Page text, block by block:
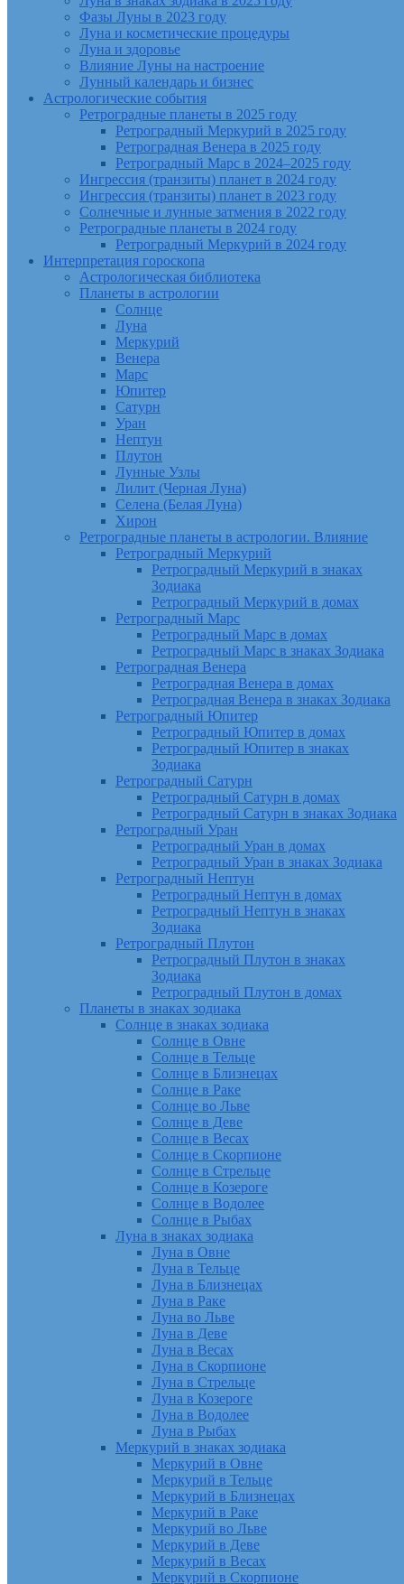
Фазы Луны в 2023 году
Луна и косметические процедуры
Луна и здоровье
Влияние Луны на настроение
Лунный календарь и бизнес
Астрологические события
Ретроградные планеты в 2025 году
Ретроградный Меркурий в 2025 году
Ретроградная Венера в 2025 году
Ретроградный Марс в 2024–2025 году
Ингрессия (транзиты) планет в 2024 году
Ингрессия (транзиты) планет в 2023 году
Солнечные и лунные затмения в 2022 году
Ретроградные планеты в 2024 году
Ретроградный Меркурий в 2024 году
Интерпретация гороскопа
Астрологическая библиотека
Планеты в астрологии
Солнце
Луна
Меркурий
Венера
Марс
Юпитер
Сатурн
Уран
Нептун
Плутон
Лунные Узлы
Лилит (Черная Луна)
Селена (Белая Луна)
Хирон
Ретроградные планеты в астрологии. Влияние
Ретроградный Меркурий
Ретроградный Меркурий в знаках
Зодиака
Ретроградный Меркурий в домах
Ретроградный Марс
Ретроградный Марс в домах
Ретроградный Марс в знаках Зодиака
Ретроградная Венера
Ретроградная Венера в домах
Ретроградная Венера в знаках Зодиака
Ретроградный Юпитер
Ретроградный Юпитер в домах
Ретроградный Юпитер в знаках
Зодиака
Ретроградный Сатурн
Ретроградный Сатурн в домах
Ретроградный Сатурн в знаках Зодиака
Ретроградный Уран
Ретроградный Уран в домах
Ретроградный Уран в знаках Зодиака
Ретроградный Нептун
Ретроградный Нептун в домах
Ретроградный Нептун в знаках
Зодиака
Ретроградный Плутон
Ретроградный Плутон в знаках
Зодиака
Ретроградный Плутон в домах
Планеты в знаках зодиака
Солнце в знаках зодиака
Солнце в Овне
Солнце в Тельце
Солнце в Близнецах
Солнце в Раке
Солнце во Льве
Солнце в Деве
Солнце в Весах
Солнце в Скорпионе
Солнце в Стрельце
Солнце в Козероге
Солнце в Водолее
Солнце в Рыбах
Луна в знаках зодиака
Луна в Овне
Луна в Тельце
Луна в Близнецах
Луна в Раке
Луна во Льве
Луна в Деве
Луна в Весах
Луна в Скорпионе
Луна в Стрельце
Луна в Козероге
Луна в Водолее
Луна в Рыбах
Меркурий в знаках зодиака
Меркурий в Овне
Меркурий в Тельце
Меркурий в Близнецах
Меркурий в Раке
Меркурий во Льве
Меркурий в Деве
Меркурий в Весах
Меркурий в Скорпионе